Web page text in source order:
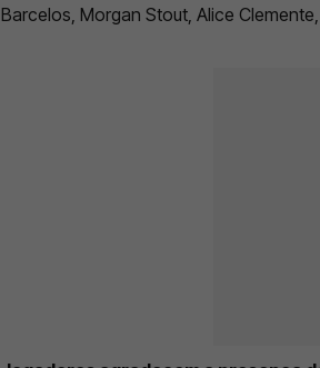
Barcelos, Morgan Stout, Alice